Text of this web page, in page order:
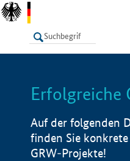
LISTE
Erfolgreiche
Auf der folgenden
finden Sie
GRW-Projekte!